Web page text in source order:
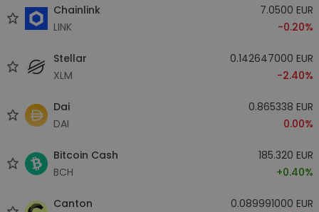
Chainlink
LINK
7.0500 EUR
-0.20%
Stellar
XLM
0.142647000 EUR
-2.40%
Dai
DAI
0.865338 EUR
0.00%
Bitcoin Cash
BCH
185.320 EUR
+0.40%
Canton
0.089991000 EUR